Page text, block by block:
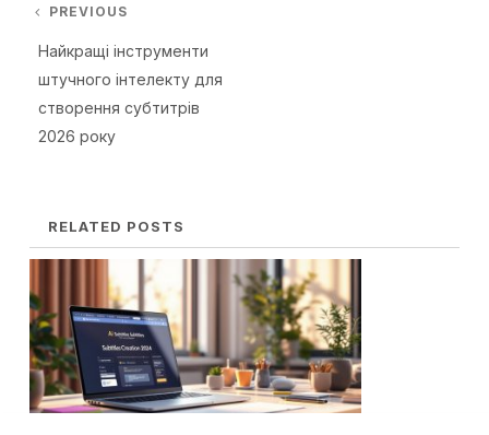
Навігація записів
PREVIOUS
Previous post:
Найкращі інструменти
штучного інтелекту для
створення субтитрів
2026 року
RELATED POSTS